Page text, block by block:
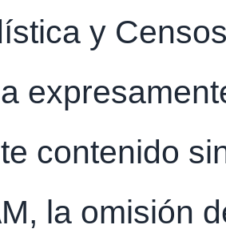
y
contenido
la omisión